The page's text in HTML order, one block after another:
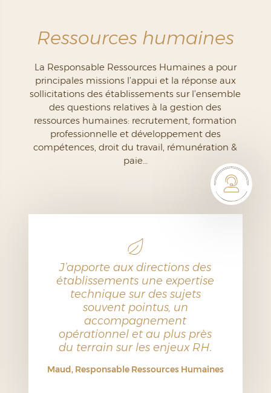
Ressources humaines
La Responsable Ressources Humaines a pour
principales missions l’appui et la réponse aux
sollicitations des établissements sur l’ensemble
des questions relatives à la gestion des
ressources humaines: recrutement, formation
professionnelle et développement des
compétences, droit du travail, rémunération &
paie…
J’apporte aux directions des
établissements une expertise
technique sur des sujets
souvent pointus, un
accompagnement
opérationnel et au plus près
du terrain sur les enjeux RH.
Maud, Responsable Ressources Humaines